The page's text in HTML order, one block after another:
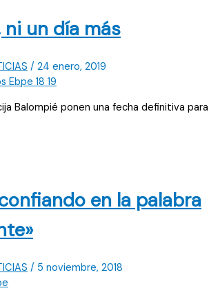
ni un día más
/ 24 enero, 2019
Balompié ponen una fecha definitiva para
en la palabra
/ 5 noviembre, 2018